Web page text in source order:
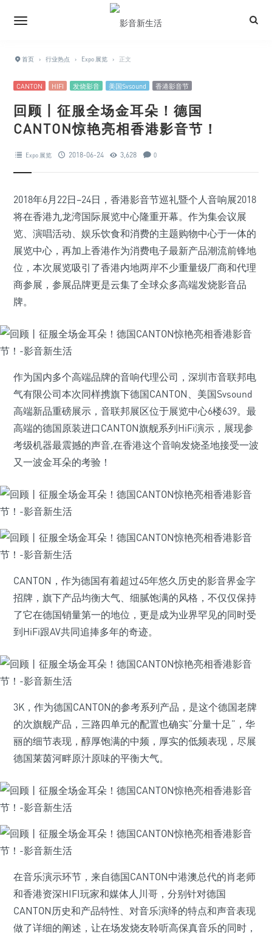
首页 › 行业热点 › Expo 展览 › 正文
CANTON HIFI 发烧影音 美国Svsound 香港影音节
回顾丨征服全场金耳朵！德国
CANTON惊艳亮相香港影音节！
Expo 展览 2018-06-24 3,628 0
2018年6月22日–24日，香港影音节巡礼暨个人音响展2018
将在香港九龙湾国际展览中心隆重开幕。作为集会议展
览、演唱活动、娱乐饮食和消费的主题购物中心于一体的
展览中心，再加上香港作为消费电子最新产品潮流前锋地
位，本次展览吸引了香港内地两岸不少重量级厂商和代理
商参展，参展品牌更是云集了全球众多高端发烧影音品
牌。
作为国内多个高端品牌的音响代理公司，深圳市音联邦电
气有限公司本次同样携旗下德国CANTON、美国Svsound
高端新品重磅展示，音联邦展区位于展览中心6楼639。最
高端的德国原装进口CANTON旗舰系列HiFi演示，展现参
考级机器最震撼的声音,在香港这个音响发烧圣地接受一波
又一波金耳朵的考验！
CANTON，作为德国有着超过45年悠久历史的影音界金字
招牌，旗下产品均衡大气、细腻饱满的风格，不仅仅保持
了它在德国销量第一的地位，更是成为业界罕见的同时受
到HiFi跟AV共同追捧多年的奇迹。
3K，作为德国CANTON的参考系列产品，是这个德国老牌
的次旗舰产品，三路四单元的配置也确实“分量十足”，华
丽的细节表现，醇厚饱满的中频，厚实的低频表现，尽展
德国莱茵河畔原汁原味的平衡大气。
在音乐演示环节，来自德国CANTON中港澳总代的肖老师
和香港资深HIFI玩家和媒体人川哥，分别针对德国
CANTON历史和产品特性、对音乐演绎的特点和声音表现
做了详细的阐述，让在场发烧友聆听高保真音乐的同时，